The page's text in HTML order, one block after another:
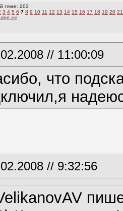
теме: 203
3 4 5 6 7 8 9 10 11 12 13 14 15 16 17 18 19 20 21
»»
// 11:00:09
что
// 9:32:56